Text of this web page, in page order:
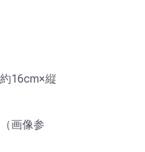
16cm×縦
画像参